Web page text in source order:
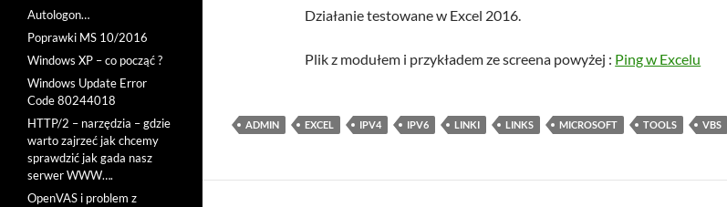
Działanie testowane w Excel 2016.
Plik z modułem i przykładem ze screena powyżej : Ping w Excelu
ADMIN EXCEL IPV4 IPV6 LINKI LINKS MICROSOFT TOOLS VBS
Autologon…
Poprawki MS 10/2016
Windows XP – co począć ?
Windows Update Error
Code 80244018
HTTP/2 – narzędzia – gdzie
warto zajrzeć jak chcemy
sprawdzić jak gada nasz
serwer WWW….
OpenVAS i problem z